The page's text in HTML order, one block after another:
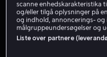
Få
scanne enhedskarakteristika
og/eller tilgå oplysninger på
og indhold, annoncerings- og
målgruppeundersøgelser og
Liste over partnere